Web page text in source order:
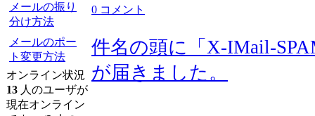
メールの振り
分け方法
メールのポー
ト変更方法
オンライン状況
13 人のユーザが
現在オンライン
0 コメント
件名の頭に「X-IMail-
が届きました。